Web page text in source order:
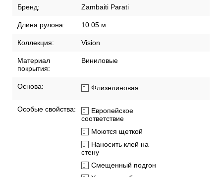
Бренд: Zambaiti Parati
Длина рулона: 10.05 м
Коллекция: Vision
Материал
покрытия:
Виниловые
Основа: Флизелиновая
Особые свойства:
Европейское
соответствие
Моются щеткой
Наносить клей на
стену
Смещенный подгон